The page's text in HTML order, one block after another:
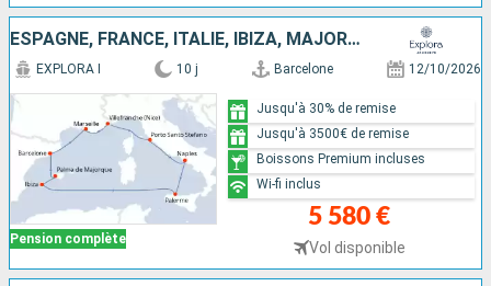
ESPAGNE, FRANCE, ITALIE, IBIZA, MAJORQUE
Pension complète
EXPLORA I 10 j Barcelone 12/10/2026
5 580 €
Vol disponible
Jusqu'à 30% de remise
Jusqu'à 3500€ de remise
Boissons Premium incluses
Wi-fi inclus